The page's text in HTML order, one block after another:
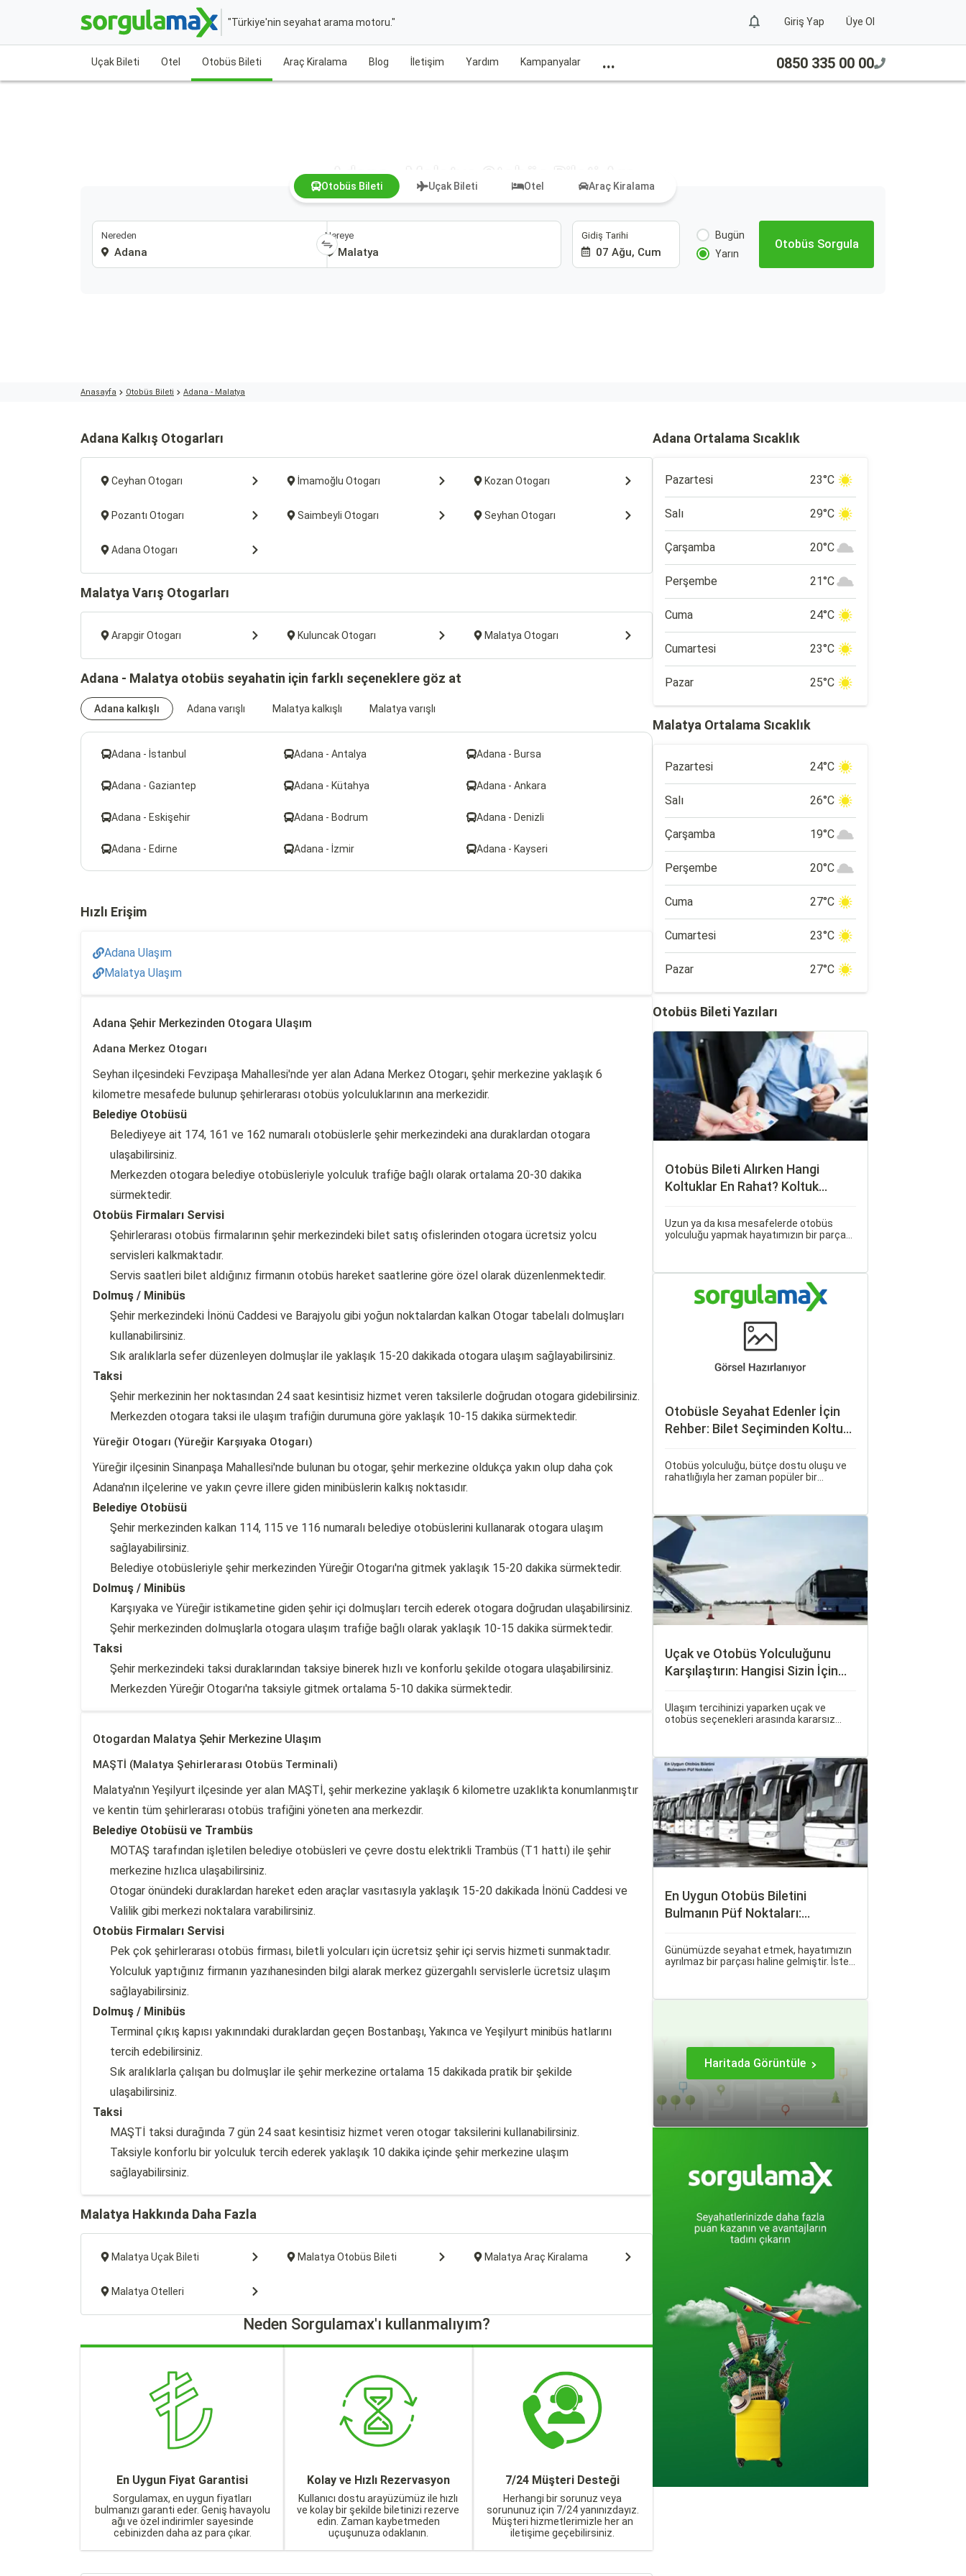
"Türkiye'nin seyahat arama motoru." Giriş Yap Üye Ol
Uçak Bileti Otel Otobüs Bileti Araç Kiralama Blog İletişim Yardım Kampanyalar ... 0850 335 00 00
Adana - Malatya Otobüs Bileti Ara
Otobüs Bileti Uçak Bileti Otel Araç Kiralama
Nereden Nereye Gidiş Tarihi
07 Ağu, Cum
Bugün
Yarın
Otobüs Sorgula
Anasayfa Otobüs Bileti Adana - Malatya
Adana Kalkış Otogarları
Ceyhan Otogarı İmamoğlu Otogarı Kozan Otogarı
Pozantı Otogarı Saimbeyli Otogarı Seyhan Otogarı
Adana Otogarı
Malatya Varış Otogarları
Arapgir Otogarı Kuluncak Otogarı Malatya Otogarı
Adana - Malatya otobüs seyahatin için farklı seçeneklere göz at
Adana kalkışlı Adana varışlı Malatya kalkışlı Malatya varışlı
Adana - İstanbul Adana - Antalya Adana - Bursa
Adana - Gaziantep Adana - Kütahya Adana - Ankara
Adana - Eskişehir Adana - Bodrum Adana - Denizli
Adana - Edirne Adana - İzmir Adana - Kayseri
Hızlı Erişim
Adana Ulaşım
Malatya Ulaşım
Adana Şehir Merkezinden Otogara Ulaşım
Adana Merkez Otogarı
Seyhan ilçesindeki Fevzipaşa Mahallesi'nde yer alan Adana Merkez Otogarı, şehir merkezine yaklaşık 6
kilometre mesafede bulunup şehirlerarası otobüs yolculuklarının ana merkezidir.
Belediye Otobüsü
Belediyeye ait 174, 161 ve 162 numaralı otobüslerle şehir merkezindeki ana duraklardan otogara
ulaşabilirsiniz.
Merkezden otogara belediye otobüsleriyle yolculuk trafiğe bağlı olarak ortalama 20-30 dakika
sürmektedir.
Otobüs Firmaları Servisi
Şehirlerarası otobüs firmalarının şehir merkezindeki bilet satış ofislerinden otogara ücretsiz yolcu
servisleri kalkmaktadır.
Servis saatleri bilet aldığınız firmanın otobüs hareket saatlerine göre özel olarak düzenlenmektedir.
Dolmuş / Minibüs
Şehir merkezindeki İnönü Caddesi ve Barajyolu gibi yoğun noktalardan kalkan Otogar tabelalı dolmuşları
kullanabilirsiniz.
Sık aralıklarla sefer düzenleyen dolmuşlar ile yaklaşık 15-20 dakikada otogara ulaşım sağlayabilirsiniz.
Taksi
Şehir merkezinin her noktasından 24 saat kesintisiz hizmet veren taksilerle doğrudan otogara gidebilirsiniz.
Merkezden otogara taksi ile ulaşım trafiğin durumuna göre yaklaşık 10-15 dakika sürmektedir.
Yüreğir Otogarı (Yüreğir Karşıyaka Otogarı)
Yüreğir ilçesinin Sinanpaşa Mahallesi'nde bulunan bu otogar, şehir merkezine oldukça yakın olup daha çok
Adana'nın ilçelerine ve yakın çevre illere giden minibüslerin kalkış noktasıdır.
Belediye Otobüsü
Şehir merkezinden kalkan 114, 115 ve 116 numaralı belediye otobüslerini kullanarak otogara ulaşım
sağlayabilirsiniz.
Belediye otobüsleriyle şehir merkezinden Yüreğir Otogarı'na gitmek yaklaşık 15-20 dakika sürmektedir.
Dolmuş / Minibüs
Karşıyaka ve Yüreğir istikametine giden şehir içi dolmuşları tercih ederek otogara doğrudan ulaşabilirsiniz.
Şehir merkezinden dolmuşlarla otogara ulaşım trafiğe bağlı olarak yaklaşık 10-15 dakika sürmektedir.
Taksi
Şehir merkezindeki taksi duraklarından taksiye binerek hızlı ve konforlu şekilde otogara ulaşabilirsiniz.
Merkezden Yüreğir Otogarı'na taksiyle gitmek ortalama 5-10 dakika sürmektedir.
Otogardan Malatya Şehir Merkezine Ulaşım
MAŞTİ (Malatya Şehirlerarası Otobüs Terminali)
Malatya'nın Yeşilyurt ilçesinde yer alan MAŞTİ, şehir merkezine yaklaşık 6 kilometre uzaklıkta konumlanmıştır
ve kentin tüm şehirlerarası otobüs trafiğini yöneten ana merkezdir.
Belediye Otobüsü ve Trambüs
MOTAŞ tarafından işletilen belediye otobüsleri ve çevre dostu elektrikli Trambüs (T1 hattı) ile şehir
merkezine hızlıca ulaşabilirsiniz.
Otogar önündeki duraklardan hareket eden araçlar vasıtasıyla yaklaşık 15-20 dakikada İnönü Caddesi ve
Valilik gibi merkezi noktalara varabilirsiniz.
Otobüs Firmaları Servisi
Pek çok şehirlerarası otobüs firması, biletli yolcuları için ücretsiz şehir içi servis hizmeti sunmaktadır.
Yolculuk yaptığınız firmanın yazıhanesinden bilgi alarak merkez güzergahlı servislerle ücretsiz ulaşım
sağlayabilirsiniz.
Dolmuş / Minibüs
Terminal çıkış kapısı yakınındaki duraklardan geçen Bostanbaşı, Yakınca ve Yeşilyurt minibüs hatlarını
tercih edebilirsiniz.
Sık aralıklarla çalışan bu dolmuşlar ile şehir merkezine ortalama 15 dakikada pratik bir şekilde
ulaşabilirsiniz.
Taksi
MAŞTİ taksi durağında 7 gün 24 saat kesintisiz hizmet veren otogar taksilerini kullanabilirsiniz.
Taksiyle konforlu bir yolculuk tercih ederek yaklaşık 10 dakika içinde şehir merkezine ulaşım
sağlayabilirsiniz.
Malatya Hakkında Daha Fazla
Malatya Uçak Bileti Malatya Otobüs Bileti Malatya Araç Kiralama
Malatya Otelleri
Neden Sorgulamax'ı kullanmalıyım?
En Uygun Fiyat Garantisi
Sorgulamax, en uygun fiyatları
bulmanızı garanti eder. Geniş havayolu
ağı ve özel indirimler sayesinde
cebinizden daha az para çıkar.
Kolay ve Hızlı Rezervasyon
Kullanıcı dostu arayüzümüz ile hızlı
ve kolay bir şekilde biletinizi rezerve
edin. Zaman kaybetmeden
uçuşunuza odaklanın.
7/24 Müşteri Desteği
Herhangi bir sorunuz veya
sorununuz için 7/24 yanınızdayız.
Müşteri hizmetlerimizle her an
iletişime geçebilirsiniz.
Adana Ortalama Sıcaklık
Pazartesi 23°C
Salı 29°C
Çarşamba 20°C
Perşembe 21°C
Cuma 24°C
Cumartesi 23°C
Pazar 25°C
Malatya Ortalama Sıcaklık
Pazartesi 24°C
Salı 26°C
Çarşamba 19°C
Perşembe 20°C
Cuma 27°C
Cumartesi 23°C
Pazar 27°C
Otobüs Bileti Yazıları
Otobüs Bileti Alırken Hangi
Koltuklar En Rahat? Koltuk
Uzun ya da kısa mesafelerde otobüs
yolculuğu yapmak hayatımızın bir parçası
Otobüsle Seyahat Edenler İçin
Rehber: Bilet Seçiminden Koltuk
Otobüs yolculuğu, bütçe dostu oluşu ve
rahatlığıyla her zaman popüler bir
püf noktası bulunuyor.
Uçak ve Otobüs Yolculuğunu
Karşılaştırın: Hangisi Sizin İçin
Ulaşım tercihinizi yaparken uçak ve
otobüs seçenekleri arasında kararsız
En Uygun Otobüs Biletini
Bulmanın Püf Noktaları:
Günümüzde seyahat etmek, hayatımızın
ayrılmaz bir parçası haline gelmiştir. İster
Haritada Görüntüle